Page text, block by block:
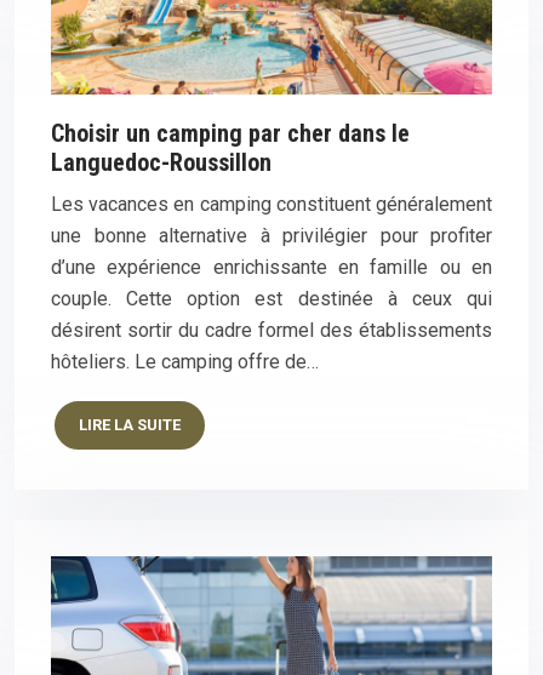
Choisir un camping par cher dans le
Languedoc-Roussillon
Les vacances en camping constituent généralement
une bonne alternative à privilégier pour profiter
d’une expérience enrichissante en famille ou en
couple. Cette option est destinée à ceux qui
désirent sortir du cadre formel des établissements
hôteliers. Le camping offre de…
LIRE LA SUITE